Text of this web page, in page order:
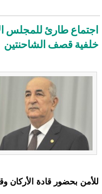
اجتماع طارئ للمجلس
خلفية قصف الشاحنتين
للأمن بحضور قادة الأركان